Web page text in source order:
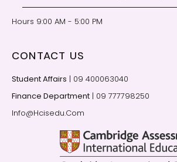
Hours 9:00 AM - 5:00 PM
CONTACT US
Student Affairs | 09 400063040
Finance Department | 09 777798250
Info@Hcisedu.Com